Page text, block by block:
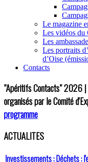
Le magazine
Les vidéos
Les
Les portraits
d’Oise
Contacts
"Apéritifs Contacts"2026 |
organisés par le Comité
programme
ACTUALITES
Investissements : Déchets :